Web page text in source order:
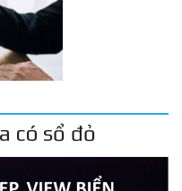
có sổ đỏ